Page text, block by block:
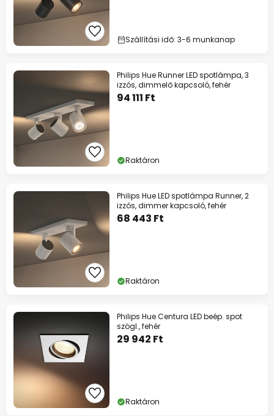
Szállítási idő: 3-6 munkanap
Philips Hue Runner LED spotlámpa, 3
izzós, dimmelő kapcsoló, fehér
94 111 Ft
Raktáron
Philips Hue LED spotlámpa Runner, 2
izzós, dimmer kapcsoló, fehér
68 443 Ft
Raktáron
Philips Hue Centura LED beép. spot
szögl., fehér
29 942 Ft
Raktáron